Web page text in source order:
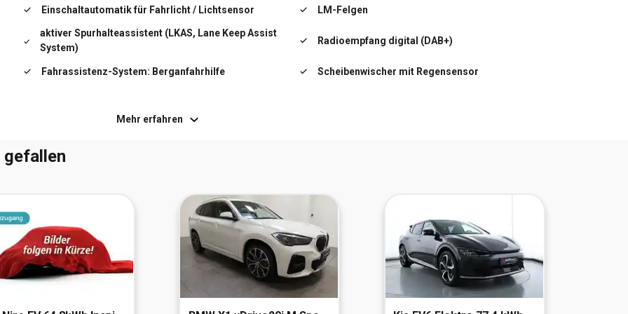
Isofix-Aufnahmen für Kindersitz
Karosserie: 5-türig
Klimaautomatik 3-Zonen
LM-Felgen
Einschaltautomatik für Fahrlicht / Lichtsensor
aktiver Spurhalteassistent (LKAS, Lane Keep Assist
System)
Fahrassistenz-System: Berganfahrhilfe
Fahrassistenz-System:
(Geschwindigkeits-Regel-/Begrenzeranlage)
LM-Felgen
Radioempfang digital (DAB+)
Scheibenwischer mit Regensensor
Mehr erfahren
gefallen